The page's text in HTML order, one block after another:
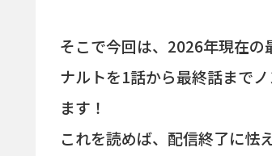
そこで今回は、2026年現在の
ナルトを1話から最終話まで
ます！
これを読めば、配信終了に怯